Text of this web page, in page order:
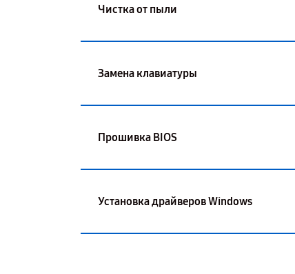
Чистка от пыли
Замена клавиатуры
Прошивка BIOS
Установка драйверов Windows